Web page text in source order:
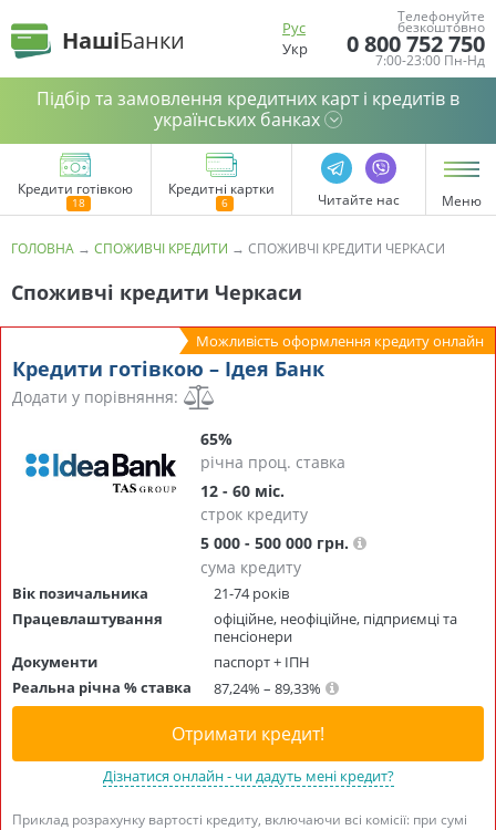
НашіБанки
Рус
Укр
Телефонуйте
безкоштовно
0 800 752 750
7:00-23:00 Пн-Нд
Підбір та замовлення кредитних карт і кредитів в
українських банках
Кредити готівкою Кредитні картки
Читайте нас Меню
ГОЛОВНА → СПОЖИВЧІ КРЕДИТИ → СПОЖИВЧІ КРЕДИТИ ЧЕРКАСИ
Споживчі кредити Черкаси
Можливість оформлення кредиту онлайн
Кредити готівкою – Ідея Банк
Додати у порівняння:
65%
річна проц. ставка
12 - 60 міс.
строк кредиту
5 000 - 500 000 грн.
сума кредиту
Вік позичальника
21-74 років
Працевлаштування
офіційне, неофіційне, підприємці та
пенсіонери
Документи
паспорт + ІПН
Реальна річна % ставка
87,24% – 89,33%
Отримати кредит!
Дізнатися онлайн - чи дадуть мені кредит?
Приклад розрахунку вартості кредиту, включаючи всі комісії: при сумі